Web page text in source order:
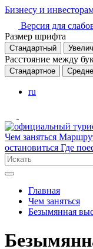
Бизнесу и
Версия для
Размер шрифта
Стандартный
Расстояние между
Стандартное
ru
Чем заняться
остановиться Где
Главная
Чем заняться
Безымянная